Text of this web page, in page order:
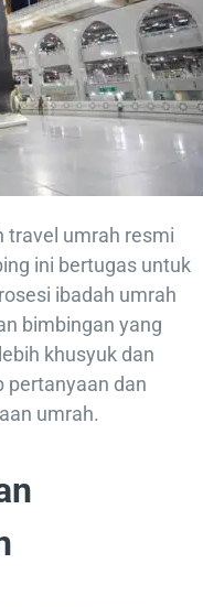
travel umrah resmi
ini bertugas untuk
ibadah umrah
bimbingan yang
khusyuk dan
pertanyaan dan
umrah.